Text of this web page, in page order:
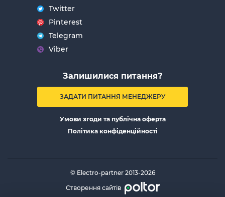
Twitter
Pinterest
Telegram
Viber
Залишилися питання?
ЗАДАТИ ПИТАННЯ МЕНЕДЖЕРУ
Умови згоди та публічна оферта
Політика конфіденційності
© Electro-partner 2013-2026
Створення сайтів